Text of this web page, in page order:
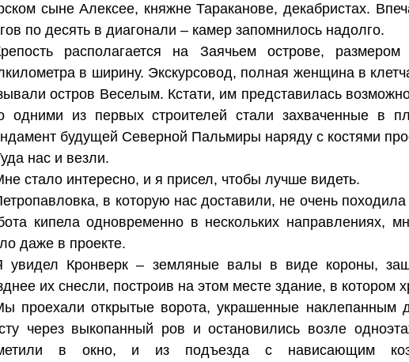
сыне Алексее, княжне Тараканове, декабристах.
по десять в диагонали – камер запомнилось надолго.
располагается на Заячьем острове,
в ширину. Экскурсовод, полная женщина в
остров Веселым. Кстати, им представилась
одними из первых строителей стали захваченные в
будущей Северной Пальмиры наряду с костями
нас и везли.
стало интересно, и я присел, чтобы лучше видеть.
в которую нас доставили, не очень походила
кипела одновременно в нескольких направлениях,
даже в проекте.
увидел Кронверк – земляные валы в виде короны,
их снесли, построив на этом месте здание, в котором
проехали открытые ворота, украшенные наклепанным
через выкопанный ров и остановились возле
в окно, и из подъезда с нависающим